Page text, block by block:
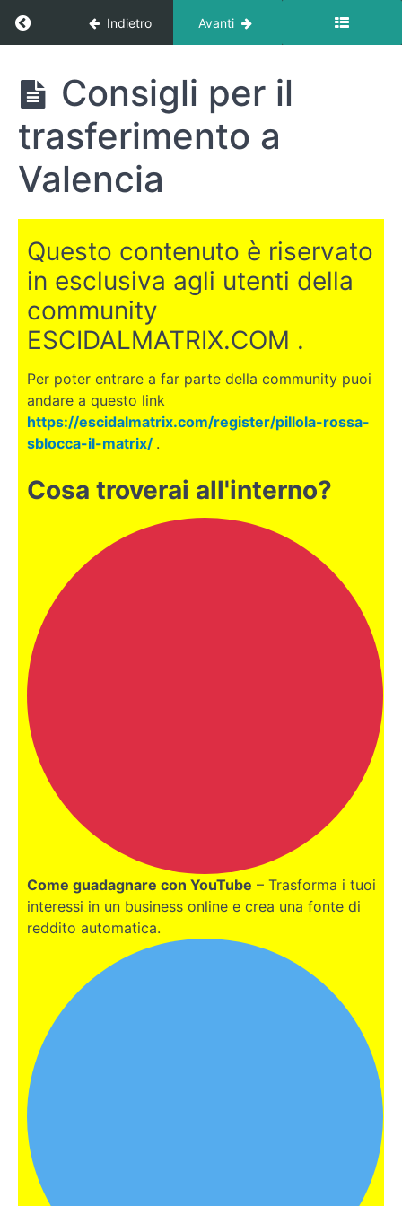
Return to corso: Dove trasferirsi all’estero?
Indietro Avanti
Dove
trasferirsi
all'estero?
INTRODUZIONE
CANARIE
EGITTO
COSTA
RICA
Trasferirsi
#ViaggiaConEnzo
Perchè
scegliere
Com'è il
clima a
Valencia?
Posizione
Spagna e
sicurezza
a
Valencia
Consigli per il
trasferimento a
Valencia
Questo contenuto è riservato
in esclusiva agli utenti della
community
ESCIDALMATRIX.COM .
Per poter entrare a far parte della community puoi
andare a questo link
https://escidalmatrix.com/register/pillola-rossa-
sblocca-il-matrix/ .
Cosa troverai all'interno?
Come guadagnare con YouTube – Trasforma i tuoi
interessi in un business online e crea una fonte di
reddito automatica.